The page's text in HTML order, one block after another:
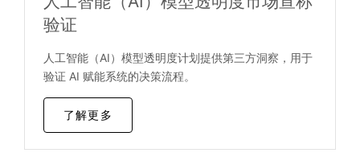
验证
人工智能（AI）模型透明度计划提供第三方洞察，用于
验证 AI 赋能系统的决策流程。
了解更多